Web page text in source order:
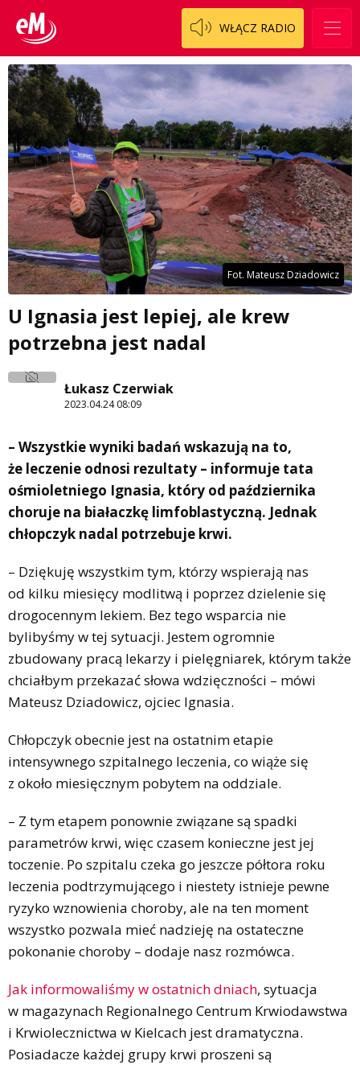
WŁĄCZ RADIO
Fot. Mateusz Dziadowicz
U Ignasia jest lepiej, ale krew
potrzebna jest nadal
Łukasz Czerwiak
2023.04.24 08:09
– Wszystkie wyniki badań wskazują na to,
że leczenie odnosi rezultaty – informuje tata
ośmioletniego Ignasia, który od października
choruje na białaczkę limfoblastyczną. Jednak
chłopczyk nadal potrzebuje krwi.
– Dziękuję wszystkim tym, którzy wspierają nas
od kilku miesięcy modlitwą i poprzez dzielenie się
drogocennym lekiem. Bez tego wsparcia nie
bylibyśmy w tej sytuacji. Jestem ogromnie
zbudowany pracą lekarzy i pielęgniarek, którym także
chciałbym przekazać słowa wdzięczności – mówi
Mateusz Dziadowicz, ojciec Ignasia.
Chłopczyk obecnie jest na ostatnim etapie
intensywnego szpitalnego leczenia, co wiąże się
z około miesięcznym pobytem na oddziale.
– Z tym etapem ponownie związane są spadki
parametrów krwi, więc czasem konieczne jest jej
toczenie. Po szpitalu czeka go jeszcze półtora roku
leczenia podtrzymującego i niestety istnieje pewne
ryzyko wznowienia choroby, ale na ten moment
wszystko pozwala mieć nadzieję na ostateczne
pokonanie choroby – dodaje nasz rozmówca.
Jak informowaliśmy w ostatnich dniach, sytuacja
w magazynach Regionalnego Centrum Krwiodawstwa
i Krwiolecznictwa w Kielcach jest dramatyczna.
Posiadacze każdej grupy krwi proszeni są